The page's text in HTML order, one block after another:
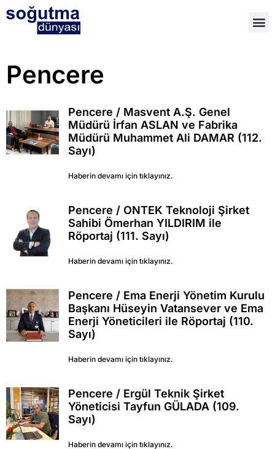
Pencere
Pencere / Masvent A.Ş. Genel
Müdürü İrfan ASLAN ve Fabrika
Müdürü Muhammet Ali DAMAR (112.
Sayı)
Haberin devamı için tıklayınız.
Pencere / ONTEK Teknoloji Şirket
Sahibi Ömerhan YILDIRIM ile
Röportaj (111. Sayı)
Haberin devamı için tıklayınız.
Pencere / Ema Enerji Yönetim Kurulu
Başkanı Hüseyin Vatansever ve Ema
Enerji Yöneticileri ile Röportaj (110.
Sayı)
Haberin devamı için tıklayınız.
Pencere / Ergül Teknik Şirket
Yöneticisi Tayfun GÜLADA (109.
Sayı)
Haberin devamı için tıklayınız.